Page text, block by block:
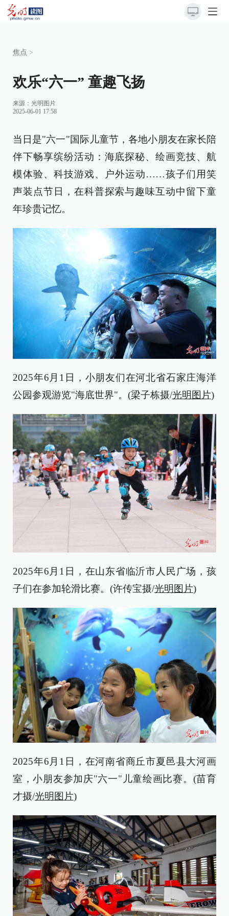
焦点 >
欢乐“六一” 童趣飞扬
来源： 光明图片
2025-06-01 17:58
当日是"六一"国际儿童节，各地小朋友在家长陪
伴下畅享缤纷活动：海底探秘、绘画竞技、航
模体验、科技游戏、户外运动……孩子们用笑
声装点节日，在科普探索与趣味互动中留下童
年珍贵记忆。
2025年6月1日，小朋友们在河北省石家庄海洋
公园参观游览"海底世界"。(梁子栋摄/光明图片)
2025年6月1日，在山东省临沂市人民广场，孩
子们在参加轮滑比赛。(许传宝摄/光明图片)
2025年6月1日，在河南省商丘市夏邑县大河画
室，小朋友参加庆"六一"儿童绘画比赛。(苗育
才摄/光明图片)